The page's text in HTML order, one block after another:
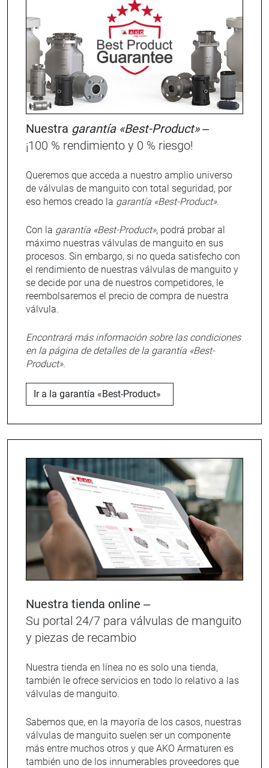
Nuestra garantía «Best-Product»–
¡100 % rendimiento y 0 % riesgo!
Queremos que acceda a nuestro amplio universo
de válvulas de manguito con total seguridad, por
eso hemos creado la garantía «Best-Product».
Con la garantía «Best-Product», podrá probar al
máximo nuestras válvulas de manguito en sus
procesos. Sin embargo, si no queda satisfecho con
el rendimiento de nuestras válvulas de manguito y
se decide por una de nuestros competidores, le
reembolsaremos el precio de compra de nuestra
válvula.
Encontrará más información sobre las condiciones
en la página de detalles de la garantía «Best-
Product».
Ir a la garantía «Best-Product»
Nuestra tienda online –
Su portal 24/7 para válvulas de manguito
y piezas de recambio
Nuestra tienda en línea no es solo una tienda,
también le ofrece servicios en todo lo relativo a las
válvulas de manguito.
Sabemos que, en la mayoría de los casos, nuestras
válvulas de manguito suelen ser un componente
más entre muchos otros y que AKO Armaturen es
también uno de los innumerables proveedores que